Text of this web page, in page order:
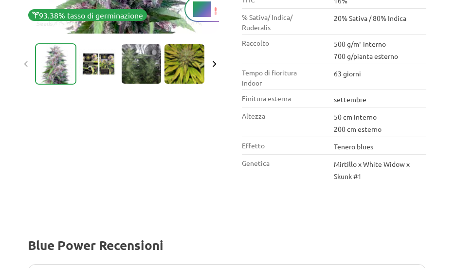
93.38% tasso di germinazione
16%
THC
% Sativa/ Indica/
Ruderalis
20% Sativa / 80% Indica
Raccolto
500 g/m² interno
700 g/pianta esterno
Tempo di fioritura
indoor
63 giorni
Finitura esterna
settembre
Altezza
50 cm interno
200 cm esterno
Effetto
Tenero blues
Genetica
Mirtillo x White Widow x
Skunk #1
Blue Power Recensioni